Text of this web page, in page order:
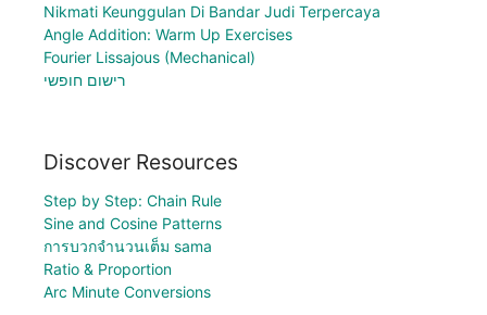
Nikmati Keunggulan Di Bandar Judi Terpercaya
Angle Addition: Warm Up Exercises
Fourier Lissajous (Mechanical)
רישום חופשי
Discover Resources
Step by Step: Chain Rule
Sine and Cosine Patterns
การบวกจำนวนเต็ม sama
Ratio & Proportion
Arc Minute Conversions